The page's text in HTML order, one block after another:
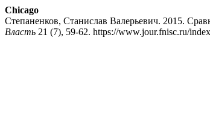
Chicago
Степаненков, Станислав Валерьевич. 2015.
Власть 21 (7), 59-62. https://www.jour.fnisc.ru/